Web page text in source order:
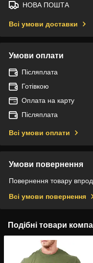
НОВА ПОШТА
Всі умови доставки
Умови оплати
Післяплата
Готівкою
Оплата на карту
Післяплата
Всі умови оплати
Умови повернення
Повернення товару
Всі умови повернення
Подібні товари